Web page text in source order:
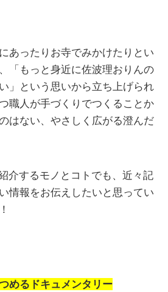
あったりお寺でみかけたりとい
「もっと身近に佐波理おりんの
」という思いから立ち上げられ
職人が手づくりでつくることか
はない、やさしく広がる澄んだ
介するモノとコトでも、近々記
情報をお伝えしたいと思ってい
めるドキュメンタリー